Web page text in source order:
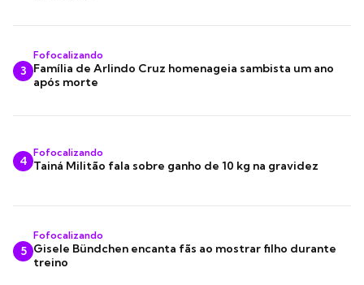
3
Fofocalizando
Família de Arlindo Cruz homenageia sambista um ano
após morte
4
Fofocalizando
Tainá Militão fala sobre ganho de 10 kg na gravidez
5
Fofocalizando
Gisele Bündchen encanta fãs ao mostrar filho durante
treino